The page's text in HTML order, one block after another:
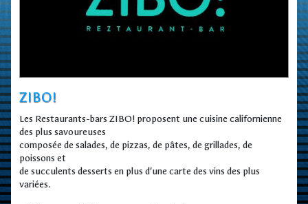
ZIBO!
Les Restaurants-bars ZIBO! proposent une cuisine californienne
des plus savoureuses
composée de salades, de pizzas, de pâtes, de grillades, de
poissons et
de succulents desserts en plus d'une carte des vins des plus
variées.